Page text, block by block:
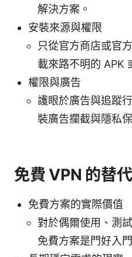
解決方案。
安裝來源與權限
只從官方商店或官
載來路不明的 APK
權限與廣告
護眼於廣告與追蹤
裝廣告攔截與隱私
免費 VPN 的替
免費方案的實際價值
對於偶爾使用、測
免費方案是門好入